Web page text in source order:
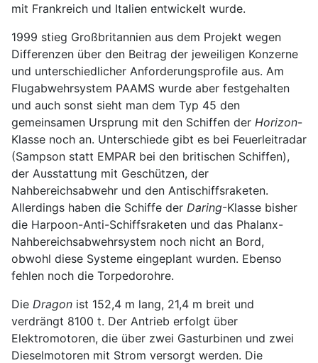
mit Frankreich und Italien entwickelt wurde.
1999 stieg Großbritannien aus dem Projekt wegen
Differenzen über den Beitrag der jeweiligen Konzerne
und unterschiedlicher Anforderungsprofile aus. Am
Flugabwehrsystem PAAMS wurde aber festgehalten
und auch sonst sieht man dem Typ 45 den
gemeinsamen Ursprung mit den Schiffen der Horizon-
Klasse noch an. Unterschiede gibt es bei Feuerleitradar
(Sampson statt EMPAR bei den britischen Schiffen),
der Ausstattung mit Geschützen, der
Nahbereichsabwehr und den Antischiffsraketen.
Allerdings haben die Schiffe der Daring-Klasse bisher
die Harpoon-Anti-Schiffsraketen und das Phalanx-
Nahbereichsabwehrsystem noch nicht an Bord,
obwohl diese Systeme eingeplant wurden. Ebenso
fehlen noch die Torpedorohre.
Die Dragon ist 152,4 m lang, 21,4 m breit und
verdrängt 8100 t. Der Antrieb erfolgt über
Elektromotoren, die über zwei Gasturbinen und zwei
Dieselmotoren mit Strom versorgt werden. Die